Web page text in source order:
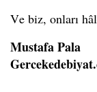
Ve biz, onları
Mustafa Pala